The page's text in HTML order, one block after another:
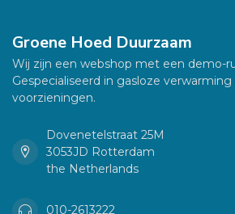
Groene Hoed Duurzaam
Wij zijn een webshop met een demo-
Gespecialiseerd in gasloze
voorzieningen.
Dovenetelstraat 25M
3053JD Rotterdam
the Netherlands
010-2613222